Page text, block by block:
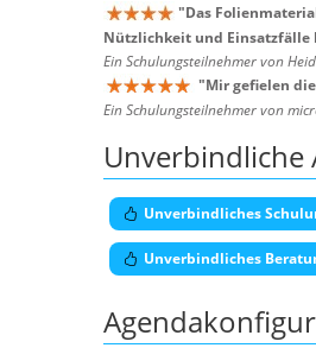
"Das
Nützlichkeit und Einsatzfälle
Ein Schulungsteilnehmer von
"Mir gefielen
Ein Schulungsteilnehmer von
Unverbindliche
Unverbindliches
Unverbindliches